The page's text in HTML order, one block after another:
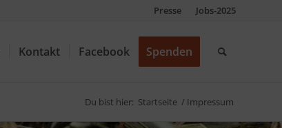
Presse Jobs-2025
Kontakt Facebook Spenden
Du bist hier: Startseite / Impressum